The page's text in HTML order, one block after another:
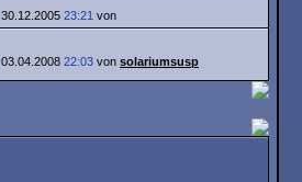
30.12.2005 23:21 von
03.04.2008 22:03 von solariumsusp